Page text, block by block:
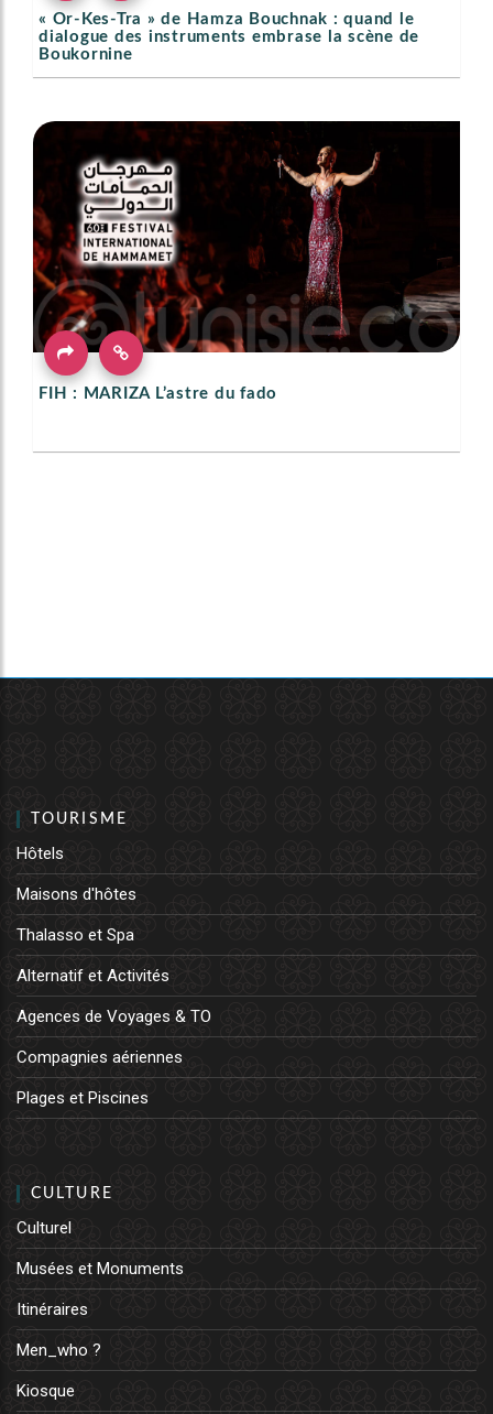
« Or-Kes-Tra » de Hamza Bouchnak : quand le
dialogue des instruments embrase la scène de
Boukornine
FIH : MARIZA L’astre du fado
TOURISME
Hôtels
Maisons d'hôtes
Thalasso et Spa
Alternatif et Activités
Agences de Voyages & TO
Compagnies aériennes
Plages et Piscines
CULTURE
Culturel
Musées et Monuments
Itinéraires
Men_who ?
Kiosque